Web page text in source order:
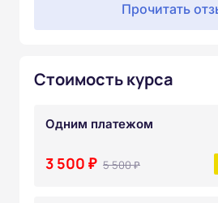
Прочитать
Стоимость курса
Одним платежом
3 500 ₽ 5 500 ₽